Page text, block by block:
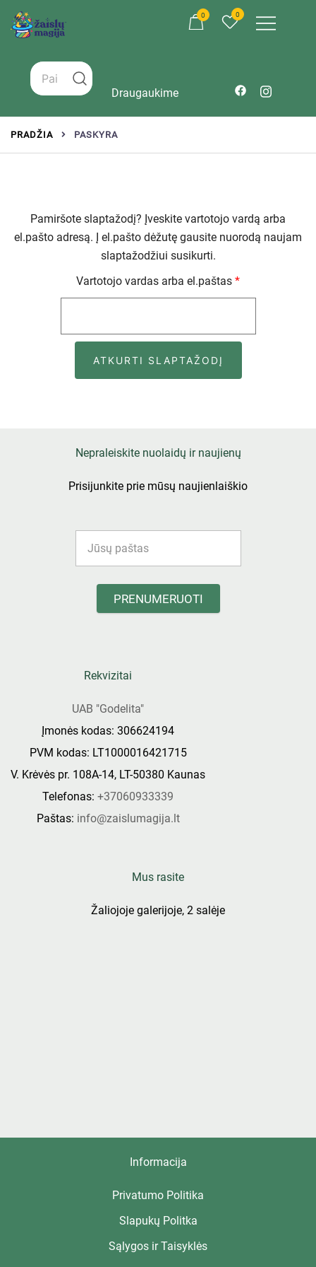
0 0
Draugaukime
PRADŽIA PASKYRA
Pamiršote slaptažodį? Įveskite vartotojo vardą arba
el.pašto adresą. Į el.pašto dėžutę gausite nuorodą naujam
slaptažodžiui susikurti.
Vartotojo vardas arba el.paštas *
ATKURTI SLAPTAŽODĮ
Nepraleiskite nuolaidų ir naujienų
Prisijunkite prie mūsų naujienlaiškio
PRENUMERUOTI
Rekvizitai
UAB "Godelita"
Įmonės kodas: 306624194
PVM kodas: LT1000016421715
V. Krėvės pr. 108A-14, LT-50380 Kaunas
Telefonas: +37060933339
Paštas: info@zaislumagija.lt
Mus rasite
Žaliojoje galerijoje, 2 salėje
Informacija
Privatumo Politika
Slapukų Politka
Sąlygos ir Taisyklės